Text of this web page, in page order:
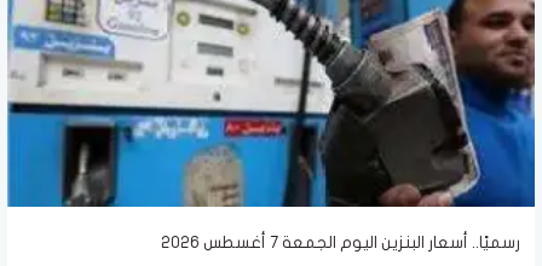
رسميًا.. أسعار البنزين اليوم الجمعة 7 أغسطس 2026